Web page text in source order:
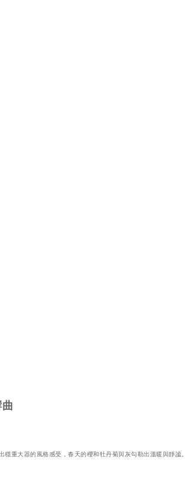
重大器的風格感受，春天的櫻和牡丹菊與灰勾勒出溫暖與靜謐。